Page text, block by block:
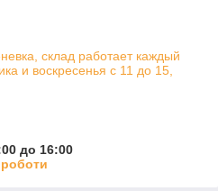
склад работает каждый
и воскресенья с 11 до 15,
до 16:00